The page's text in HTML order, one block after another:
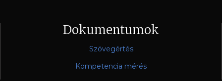
Dokumentumok
Szövegértés
Kompetencia mérés